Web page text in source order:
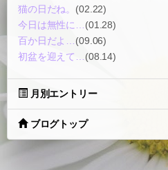
猫の日だね。 (02.22)
今日は無性に…(01.28)
百か日だよ…(09.06)
初盆を迎えて…(08.14)
月別エントリー
ブログトップ